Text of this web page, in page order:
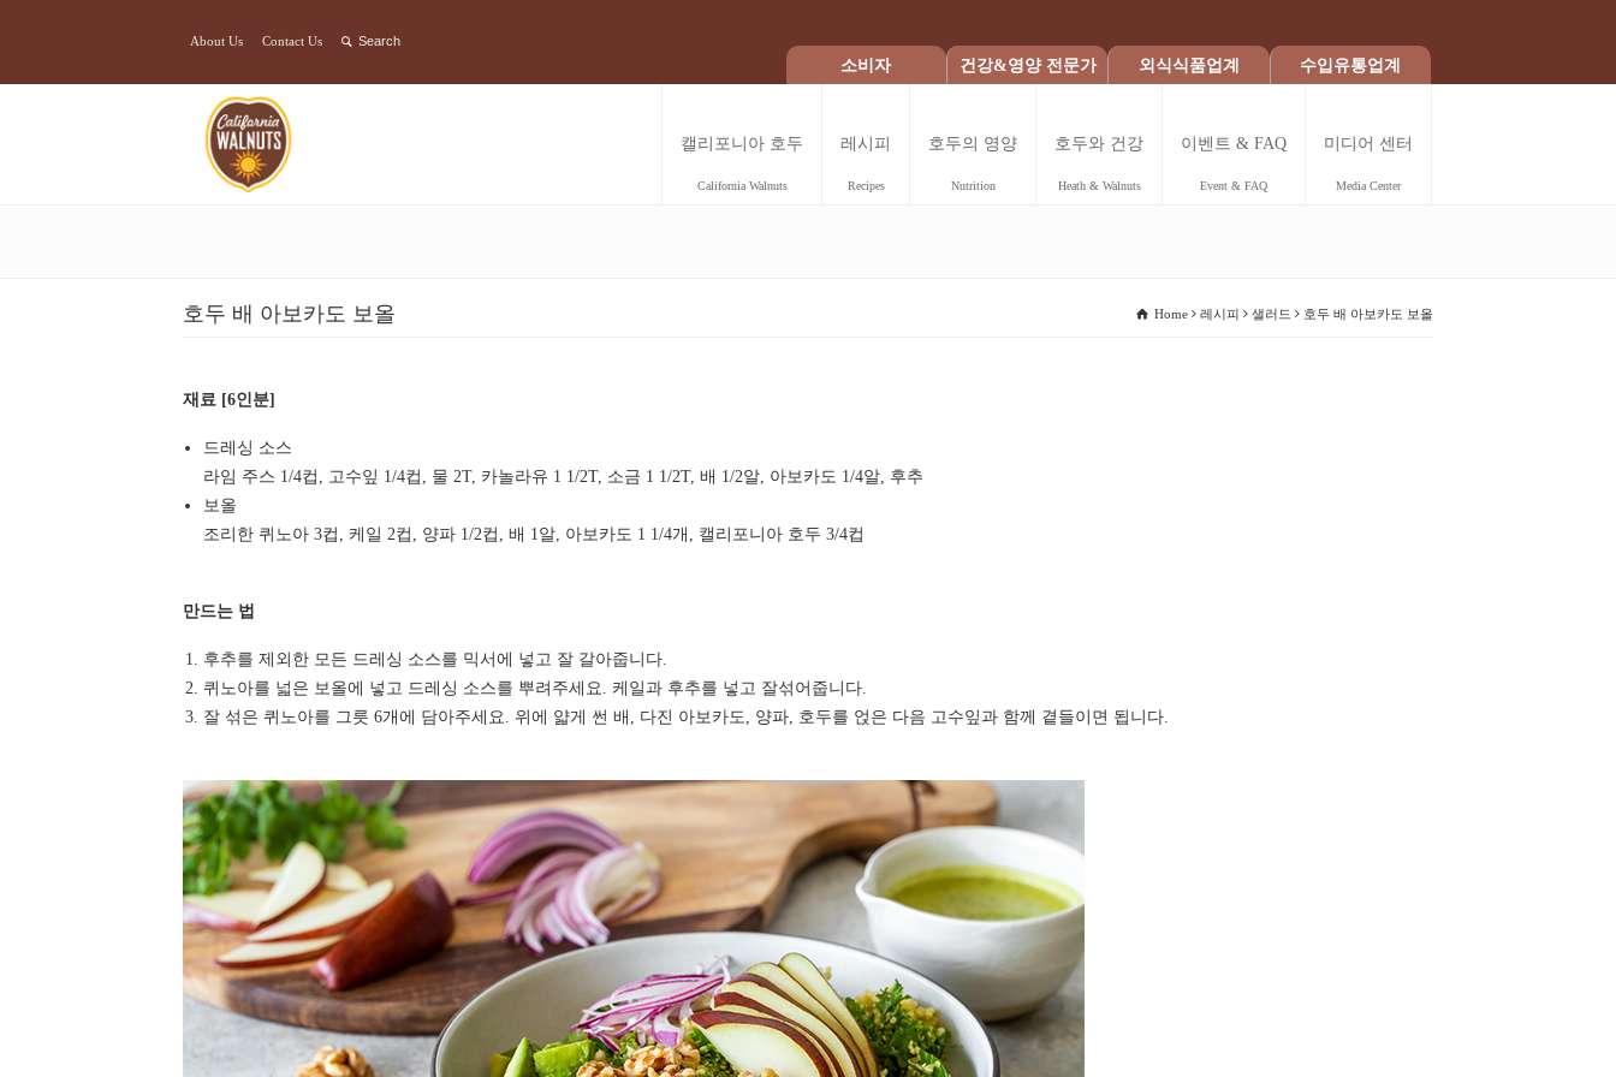
About Us Contact Us
소비자 건강&영양 전문가 외식식품업계 수입유통업계
캘리포니아 호두
California Walnuts
레시피
Recipes
호두의 영양
Nutrition
호두와 건강
Heath & Walnuts
이벤트 & FAQ
Event & FAQ
미디어 센터
Media Center
호두 배 아보카도 보올 Home 레시피 샐러드 호두 배 아보카도 보올
재료 [6인분]
드레싱 소스
라임 주스 1/4컵, 고수잎 1/4컵, 물 2T, 카놀라유 1 1/2T, 소금 1 1/2T, 배 1/2알, 아보카도 1/4알, 후추
보올
조리한 퀴노아 3컵, 케일 2컵, 양파 1/2컵, 배 1알, 아보카도 1 1/4개, 캘리포니아 호두 3/4컵
만드는 법
후추를 제외한 모든 드레싱 소스를 믹서에 넣고 잘 갈아줍니다.
퀴노아를 넓은 보올에 넣고 드레싱 소스를 뿌려주세요. 케일과 후추를 넣고 잘섞어줍니다.
잘 섞은 퀴노아를 그릇 6개에 담아주세요. 위에 얇게 썬 배, 다진 아보카도, 양파, 호두를 얹은 다음 고수잎과 함께 곁들이면 됩니다.